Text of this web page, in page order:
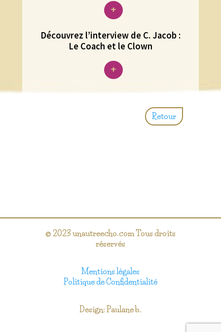
+
Découvrez l’interview de C. Jacob :
Le Coach et le Clown
+
Retour
© 2023 unautreecho.com Tous droits
réservés
Mentions légales
Politique de Confidentialité
Design: Paulane b.